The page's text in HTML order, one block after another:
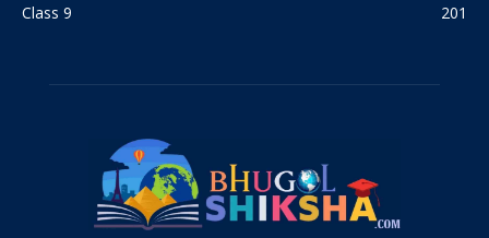
Class 9
201